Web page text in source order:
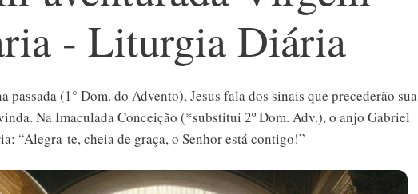
- Liturgia Diária
passada (1° Dom. do Advento), Jesus fala dos sinais que precederão sua
Na Imaculada Conceição (*substitui 2º Dom. Adv.), o anjo Gabriel
“Alegra-te, cheia de graça, o Senhor está contigo!”